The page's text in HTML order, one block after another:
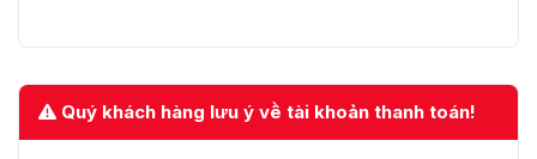
Quý khách hàng lưu ý về tài khoản thanh toán!